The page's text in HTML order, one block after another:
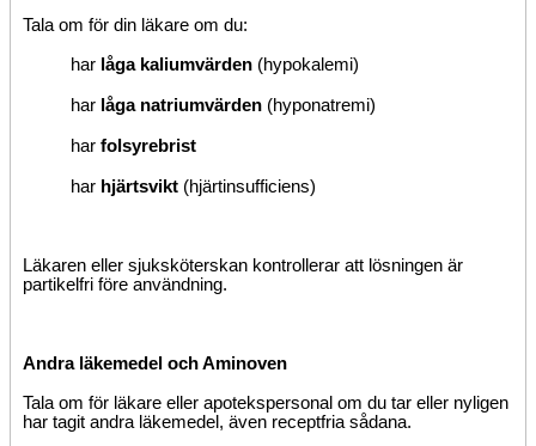
Tala om för din läkare om du:
har låga kaliumvärden (hypokalemi)
har låga natriumvärden (hyponatremi)
har folsyrebrist
har hjärtsvikt (hjärtinsufficiens)
Läkaren eller sjuksköterskan kontrollerar att lösningen är
partikelfri före användning.
Andra läkemedel och Aminoven
Tala om för läkare eller apotekspersonal om du tar eller nyligen
har tagit andra läkemedel, även receptfria sådana.